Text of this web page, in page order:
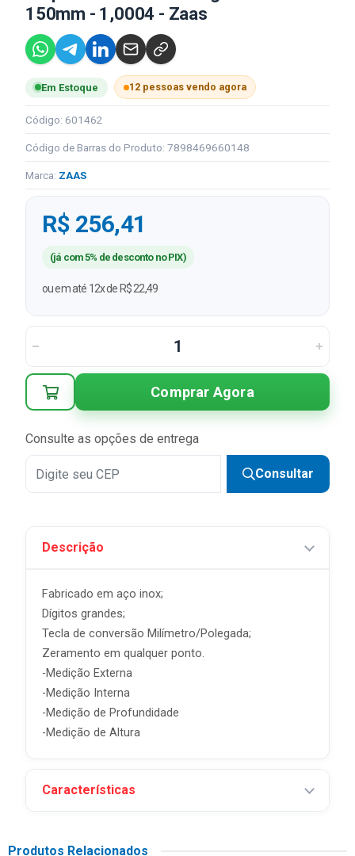
150mm - 1,0004 - Zaas
Em Estoque 12 pessoas vendo agora
Código: 601462
Código de Barras do Produto: 7898469660148
Marca: ZAAS
R$ 256,41
(já com 5% de desconto no PIX)
ou em até 12x de R$ 22,49
Comprar Agora
Consulte as opções de entrega
Consultar
Descrição
Fabricado em aço inox;
Dígitos grandes;
Tecla de conversão Milímetro/Polegada;
Zeramento em qualquer ponto.
-Medição Externa
-Medição Interna
-Medição de Profundidade
-Medição de Altura
Características
Produtos Relacionados